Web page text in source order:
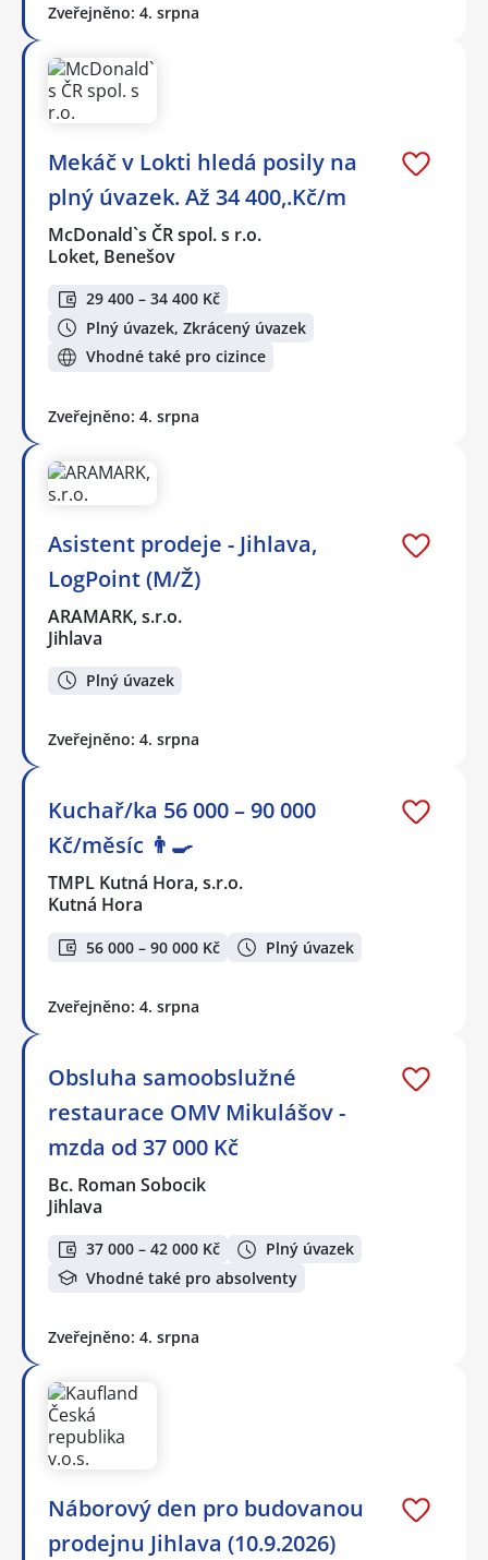
Zveřejněno: 4. srpna
Mekáč v Lokti hledá posily na
plný úvazek. Až 34 400,.Kč/m
McDonald`s ČR spol. s r.o.
Loket, Benešov
29 400 – 34 400 Kč
Plný úvazek, Zkrácený úvazek
Vhodné také pro cizince
Zveřejněno: 4. srpna
Asistent prodeje - Jihlava,
LogPoint (M/Ž)
ARAMARK, s.r.o.
Jihlava
Plný úvazek
Zveřejněno: 4. srpna
Kuchař/ka 56 000 – 90 000
Kč/měsíc 👨‍🍳
TMPL Kutná Hora, s.r.o.
Kutná Hora
56 000 – 90 000 Kč Plný úvazek
Zveřejněno: 4. srpna
Obsluha samoobslužné
restaurace OMV Mikulášov -
mzda od 37 000 Kč
Bc. Roman Sobocik
Jihlava
37 000 – 42 000 Kč
Plný úvazek
Vhodné také pro absolventy
Zveřejněno: 4. srpna
Náborový den pro budovanou
prodejnu Jihlava (10.9.2026)